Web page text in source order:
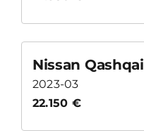
Nissan Qashqai
2023-03
22.150 €